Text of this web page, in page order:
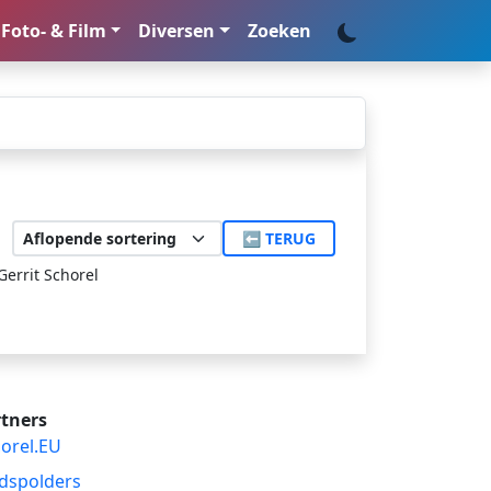
Foto- & Film Diversen Zoeken
⬅ TERUG
Schorel